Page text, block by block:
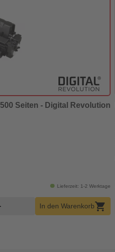
Seiten - Digital Revolution
Lieferzeit: 1-2 Werktage
MengeIn den Warenkorbshopping_cart